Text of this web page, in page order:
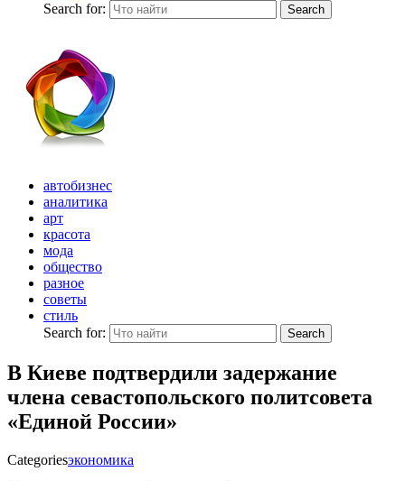
Search for:
Search
автобизнес
аналитика
арт
красота
мода
общество
разное
советы
стиль
Search for:
Search
В Киеве подтвердили задержание
члена севастопольского политсовета
«Единой России»
Categoriesэкономика